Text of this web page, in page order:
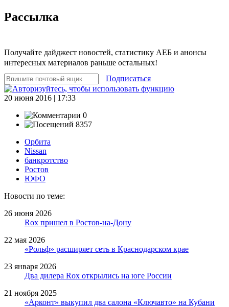
Рассылка
Получайте дайджест новостей, статистику АЕБ и анонсы
интересных материалов раньше остальных!
Подписаться
20 июня 2016 | 17:33
0
8357
Орбита
Nissan
банкротство
Ростов
ЮФО
Новости по теме:
26 июня 2026
Rox пришел в Ростов-на-Дону
22 мая 2026
«Рольф» расширяет сеть в Краснодарском крае
23 января 2026
Два дилера Rox открылись на юге России
21 ноября 2025
«Арконт» выкупил два салона «Ключавто» на Кубани